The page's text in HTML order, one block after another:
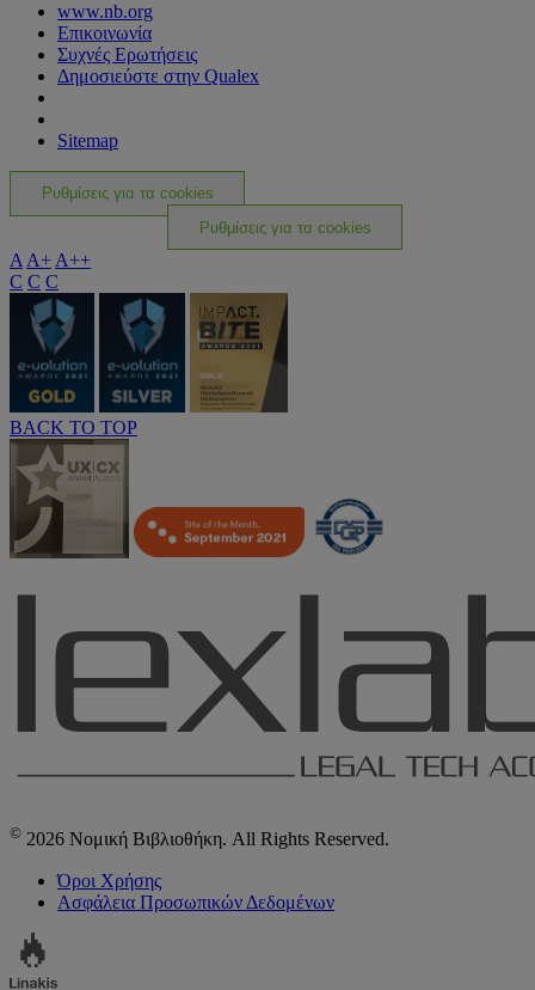
www.nb.org
Επικοινωνία
Συχνές Ερωτήσεις
Δημοσιεύστε στην Qualex
Sitemap
Ρυθμίσεις για τα cookies
Ρυθμίσεις για τα cookies
A A+ A++
C C C
BACK TO TOP
© 2026 Νομική Βιβλιοθήκη. All Rights Reserved.
Όροι Χρήσης
Ασφάλεια Προσωπικών Δεδομένων